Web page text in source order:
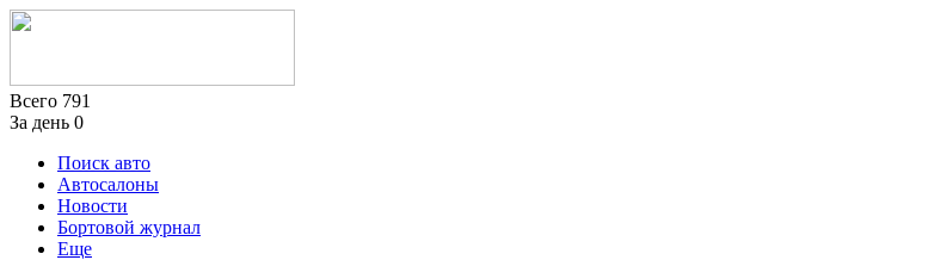
Всего 791
За день 0
Поиск авто
Автосалоны
Новости
Бортовой журнал
Еще